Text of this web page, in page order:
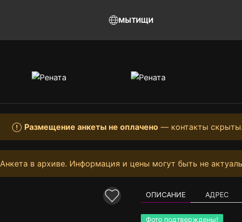
МЫТИЩИ
Размещение анкеты не оплачено — контакты
Анкета в архиве. Информация и цены могут быть не
ОПИСАНИЕ АДРЕС
Фото подтверждены!